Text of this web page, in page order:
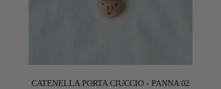
CATENELLA PORTA CIUCCIO - PANNA 02